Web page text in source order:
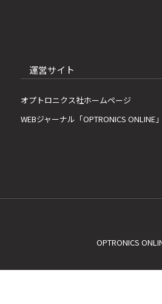
運営サイト
オプトロニクス社ホームページ
WEBジャーナル「OPTRONICS ONLINE」
OPTRONICS